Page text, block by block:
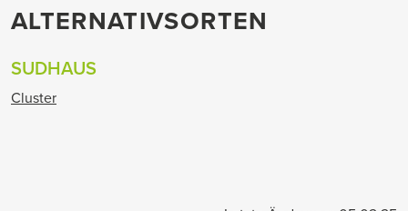
ALTERNATIVSORTEN
SUDHAUS
Cluster